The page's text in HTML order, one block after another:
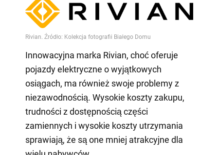
Innowacyjna marka Rivian, choć oferuje
pojazdy elektryczne o wyjątkowych
osiągach, ma również swoje problemy z
niezawodnością. Wysokie koszty zakupu,
trudności z dostępnością części
zamiennych i wysokie koszty utrzymania
sprawiają, że są one mniej atrakcyjne dla